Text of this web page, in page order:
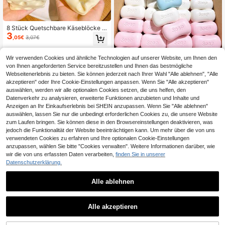
8 Stück Quetschbare Käseblöcke -
Formbare langsam zurückspringend
e Kokosöl handgemachte Squishy
Bälle, Stressabbau Spielzeug | Sen
sorische Finger Spielzeuge für Erwa
chsene - Unterhaltung an sonnigen
Tagen, Partygeschenke, Geschenkt
üten Füller, Geburtstag, Füller Squis
hy Spielzeug, Fidget Spielzeug
3 ,05€ 3,07€
aches buntes Tastatur Fidget Spielz
#1 Bestseller in Mehrfarbig Zappelspielzeug für Teenager
NEW 1 Stück realistisches Seifenmo
dell Quetschspielzeug, aus weiche
m und dehnbarem TPR-Material, al
s Modell-Stressabbau-Spielzeug, s
üßes Dessert-Sensorik-Handspielz
eug, zur Angstlinderung, Kinderpart
y-Geschenk, Unabhängigkeitstag-
Geschenk.
2,87€
1 Stück Squishy Butter Stick zum D
amer Rückprall, kreatives Spielzeu
Wir verwenden Cookies und ähnliche Technologien auf unserer Website, um Ihnen den
von Ihnen angeforderten Service bereitzustellen und Ihnen das bestmögliche
Webseitenerlebnis zu bieten. Sie können jederzeit nach Ihrer Wahl "Alle ablehnen", "Alle
akzeptieren" oder Ihre Cookie-Einstellungen anpassen. Wenn Sie "Alle akzeptieren"
auswählen, werden wir alle optionalen Cookies setzen, die uns helfen, den
Datenverkehr zu analysieren, erweiterte Funktionen anzubieten und Inhalte und
Anzeigen an Ihr Einkaufserlebnis bei SHEIN anzupassen. Wenn Sie "Alle ablehnen"
auswählen, lassen Sie nur die unbedingt erforderlichen Cookies zu, die unsere Website
zum Laufen bringen. Sie können diese in den Browsereinstellungen deaktivieren, was
jedoch die Funktionalität der Website beeinträchtigen kann. Um mehr über die von uns
verwendeten Cookies zu erfahren und Ihre optionalen Cookie-Einstellungen
anzupassen, wählen Sie bitte "Cookies verwalten". Weitere Informationen darüber, wie
wir die von uns erfassten Daten verarbeiten, finden Sie in unserer
Datenschutzerklärung.
Alle ablehnen
Alle akzeptieren